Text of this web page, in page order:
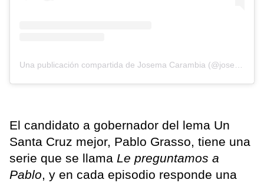
El candidato a gobernador del lema Un
Santa Cruz mejor, Pablo Grasso, tiene una
serie que se llama Le preguntamos a
Pablo, y en cada episodio responde una